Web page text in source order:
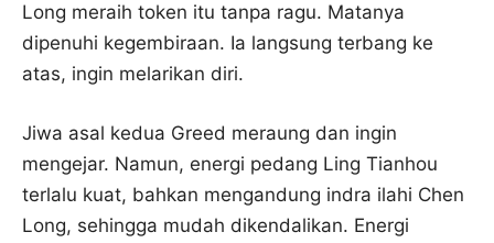
Long meraih token itu tanpa ragu. Matanya
dipenuhi kegembiraan. Ia langsung terbang ke
atas, ingin melarikan diri.
Jiwa asal kedua Greed meraung dan ingin
mengejar. Namun, energi pedang Ling Tianhou
terlalu kuat, bahkan mengandung indra ilahi Chen
Long, sehingga mudah dikendalikan. Energi